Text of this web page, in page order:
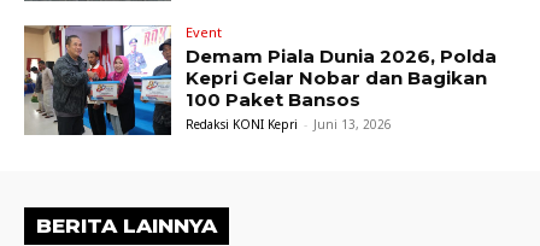
Event
Demam Piala Dunia 2026, Polda
Kepri Gelar Nobar dan Bagikan
100 Paket Bansos
Redaksi KONI Kepri - Juni 13, 2026
BERITA LAINNYA